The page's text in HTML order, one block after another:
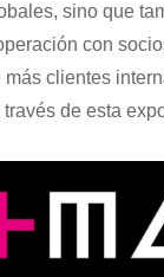
sino que
con
clientes
de esta